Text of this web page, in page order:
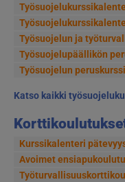
Työsuojelun ja
Työsuojelupäällikön
Työsuojelun
Katso kaikki
Kurssikalenteri
Avoimet